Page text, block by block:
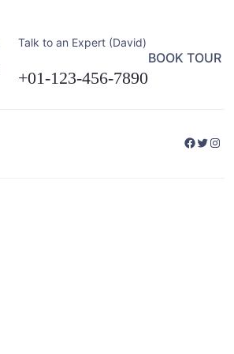
Talk to an Expert (David)
+01-123-456-7890
BOOK TOUR